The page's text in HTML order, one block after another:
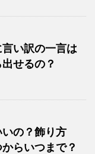
い訳の一言は
せるの？
の？飾り方
らいつまで？